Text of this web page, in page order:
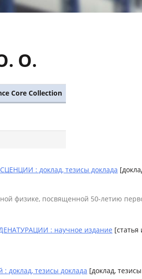
О.
Core Collection
: доклад, тезисы доклада
физике, посвященной 50-летию
: научное издание
доклад, тезисы доклада [доклад,